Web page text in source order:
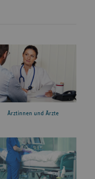
Ärztinnen und Ärzte